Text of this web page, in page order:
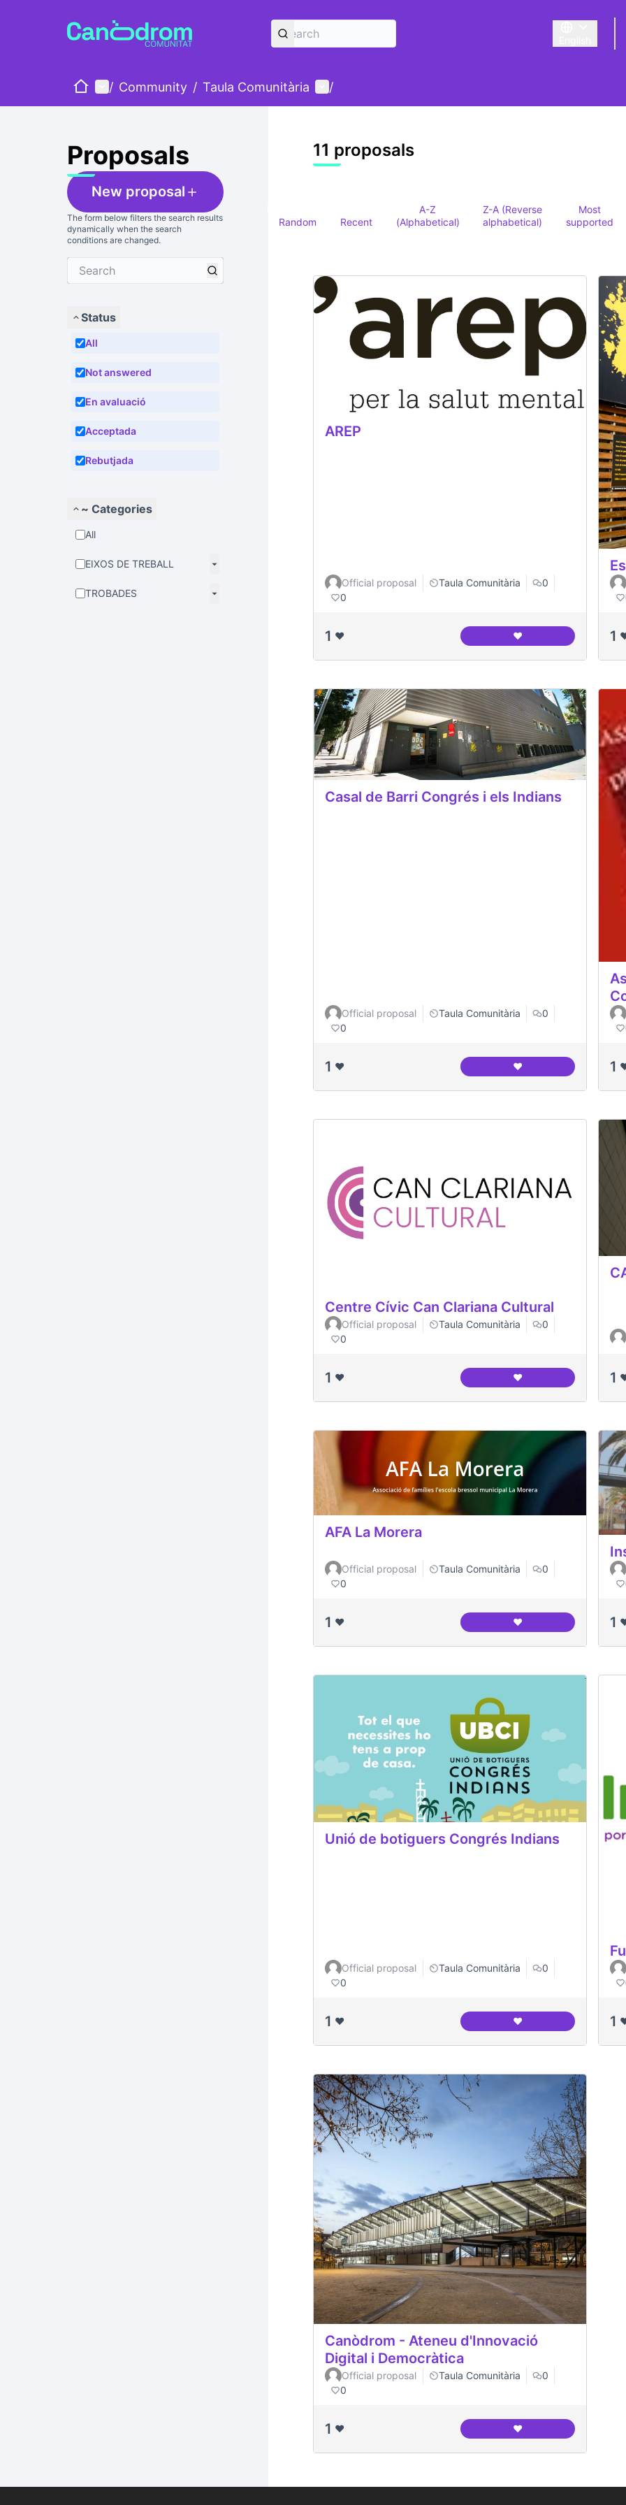
Triar la llengua
HomeMain menu
/ Community / Taula Comunitària User menu
/
Proposals
New proposal
The form below filters the search results
dynamically when the search
conditions are changed.
Status
All
Not answered
En avaluació
Acceptada
Rebutjada
~ Categories
All
EIXOS DE TREBALL
TROBADES
11 proposals
Random Recent
A-Z
(Alphabetical)
Z-A (Reverse
alphabetical)
Most
supported
AREP
Official proposal Taula Comunitària
0
0
1 ❤️ ❤️AREP 1
Casal de Barri Congrés i els Indians
Official proposal Taula Comunitària
0
0
1 ❤️ ❤️Casal de Barri Congrés
1
Centre Cívic Can Clariana Cultural
Official proposal Taula Comunitària
0
0
1 ❤️ ❤️Centre Cívic Can 1
AFA La Morera
Official proposal Taula Comunitària
0
0
1 ❤️ ❤️AFA La Morera 1
Unió de botiguers Congrés Indians
Official proposal Taula Comunitària
0
0
1 ❤️ ❤️Unió de botiguers 1
Canòdrom - Ateneu d'Innovació
Digital i Democràtica
Official proposal Taula Comunitària
0
0
1 ❤️ ❤️Canòdrom - Ateneu